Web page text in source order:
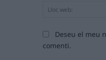
Deseu el meu
comenti.